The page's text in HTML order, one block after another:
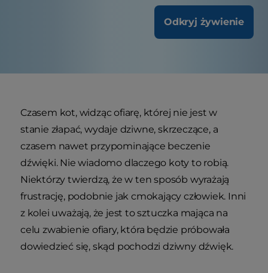
Odkryj żywienie
Czasem kot, widząc ofiarę, której nie jest w
stanie złapać, wydaje dziwne, skrzeczące, a
czasem nawet przypominające beczenie
dźwięki. Nie wiadomo dlaczego koty to robią.
Niektórzy twierdzą, że w ten sposób wyrażają
frustrację, podobnie jak cmokający człowiek. Inni
z kolei uważają, że jest to sztuczka mająca na
celu zwabienie ofiary, która będzie próbowała
dowiedzieć się, skąd pochodzi dziwny dźwięk.